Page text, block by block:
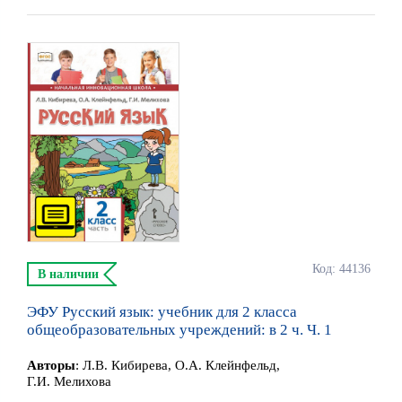
Код: 44136
В наличии
ЭФУ Русский язык: учебник для 2 класса
общеобразовательных учреждений: в 2 ч. Ч. 1
Авторы: Л.В. Кибирева, О.А. Клейнфельд,
Г.И. Мелихова